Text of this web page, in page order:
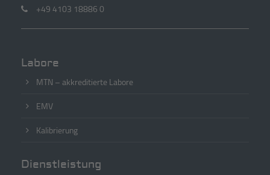
+49 4103 18886 0
Labore
MTN – akkreditierte Labore
EMV
Kalibrierung
Dienstleistung